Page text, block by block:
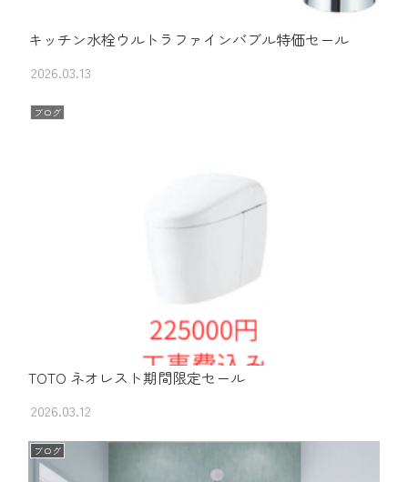
キッチン水栓ウルトラファインバブル特価セール
2026.03.13
ブログ
TOTO ネオレスト期間限定セール
2026.03.12
ブログ